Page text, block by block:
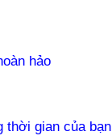
hảo
thời gian của bạn